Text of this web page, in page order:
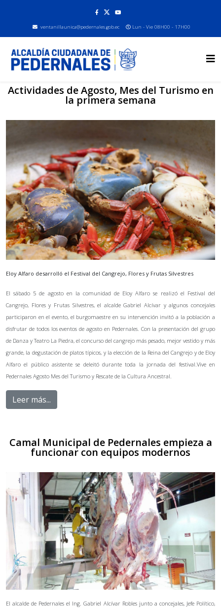
ventanillaunica@pedernales.gob.ec Lun - Vie 08H00 - 17H00
Actividades de Agosto, Mes del Turismo en
la primera semana
Eloy Alfaro desarrolló el Festival del Cangrejo, Flores y Frutas Silvestres
El sábado 5 de agosto en la comunidad de Eloy Alfaro se realizó el Festival del
Cangrejo, Flores y Frutas Silvestres, el alcalde Gabriel Alcívar y algunos concejales
participaron en el evento, el burgomaestre en su intervención invitó a la población a
disfrutar de todos los eventos de agosto en Pedernales. Con la presentación del grupo
de Danza y Teatro La Piedra, el concurso del cangrejo más pesado, mejor vestido y más
grande, la degustación de platos típicos, y la elección de la Reina del Cangrejo y de Eloy
Alfaro el público asistente se deleitó durante toda la jornada del festival.Vive en
Pedernales Agosto Mes del Turismo y Rescate de la Cultura Ancestral.
Leer más...
Camal Municipal de Pedernales empieza a
funcionar con equipos modernos
El alcalde de Pedernales el Ing. Gabriel Alcívar Robles junto a concejales, Jefe Político,